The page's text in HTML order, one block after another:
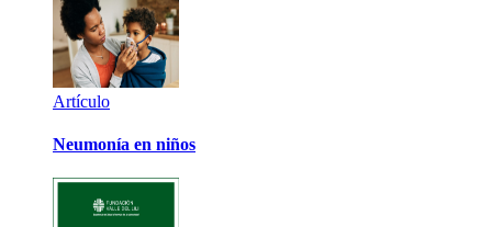
Artículo
Neumonía en niños